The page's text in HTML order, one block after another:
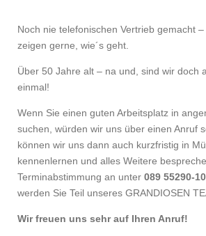
Noch nie telefonischen Vertrieb gemacht
zeigen gerne, wie´s geht.
Über 50 Jahre alt – na und, sind wir doch
einmal!
Wenn Sie einen guten Arbeitsplatz in
suchen, würden wir uns über einen Anruf
können wir uns dann auch kurzfristig in
kennenlernen und alles Weitere
Terminabstimmung an unter 089 55290-
werden Sie Teil unseres GRANDIOSEN
Wir freuen uns sehr auf Ihren Anruf!